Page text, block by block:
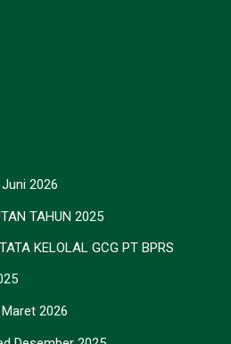
2026
TAHUN 2025
KELOLAL GCG PT BPRS
2026